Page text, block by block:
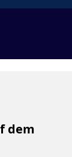
dem